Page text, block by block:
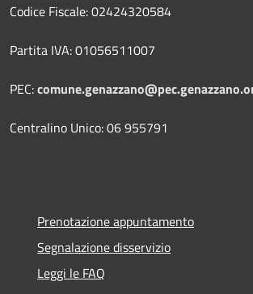
Codice Fiscale: 02424320584
Partita IVA: 01056511007
PEC:
Centralino Unico: 06 955791
Prenotazione appuntamento
Segnalazione disservizio
Leggi le FAQ